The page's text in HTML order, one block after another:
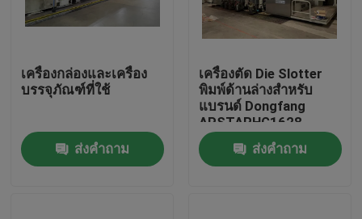
บ้าน
เครื่องกล่องและเครื่อง
บรรจุภัณฑ์ที่ใช้
ส่งคำถาม
เครื่องตัด Die Slotter
พิมพ์ด้านล่างสำหรับ
แบรนด์ Dongfang
APSTARHG1628
ส่งคำถาม